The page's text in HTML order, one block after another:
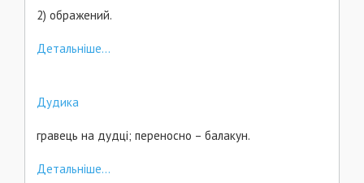
2) ображений.
Детальніше...
Дудика
гравець на дудці; переносно – балакун.
Детальніше...